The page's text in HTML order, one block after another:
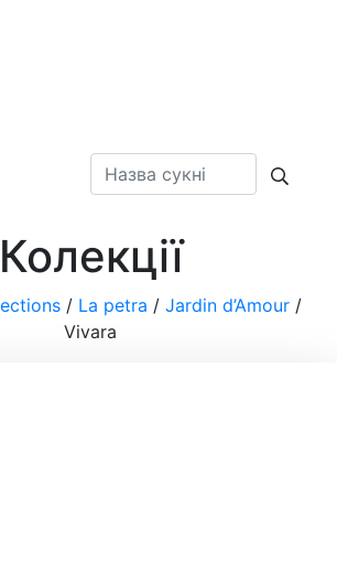
Колекції
/ La petra / Jardin d’Amour /
Vivara